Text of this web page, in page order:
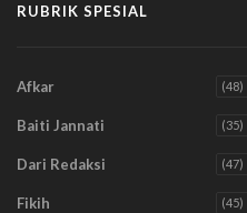
RUBRIK SPESIAL
Afkar (48)
Baiti Jannati (35)
Dari Redaksi (47)
Fikih (45)